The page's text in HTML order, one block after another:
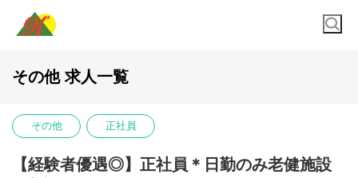
その他 求人一覧
その他 正社員
【経験者優遇◎】正社員＊日勤のみ老健施設